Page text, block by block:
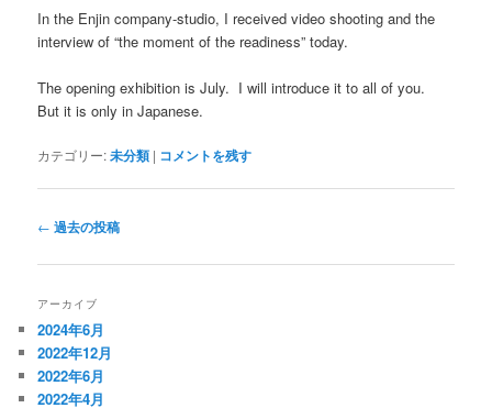
In the Enjin company-studio, I received video shooting and the
interview of “the moment of the readiness” today.
The opening exhibition is July. I will introduce it to all of you.
But it is only in Japanese.
カテゴリー:未分類 | コメントを残す
投
ナ
ー
シ
ョ
← 過去の投稿
アーカイブ
2024年6月
2022年12月
2022年6月
2022年4月